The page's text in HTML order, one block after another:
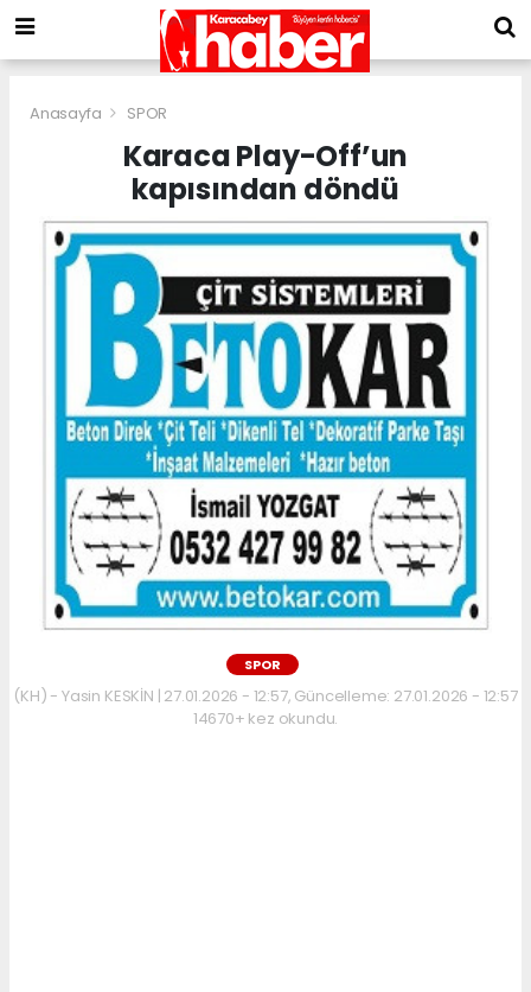
Anasayfa SPOR
Karaca Play-Off’un
kapısından döndü
SPOR
(KH) - Yasin KESKİN | 27.01.2026 - 12:57, Güncelleme: 27.01.2026 - 12:57
14670+ kez okundu.